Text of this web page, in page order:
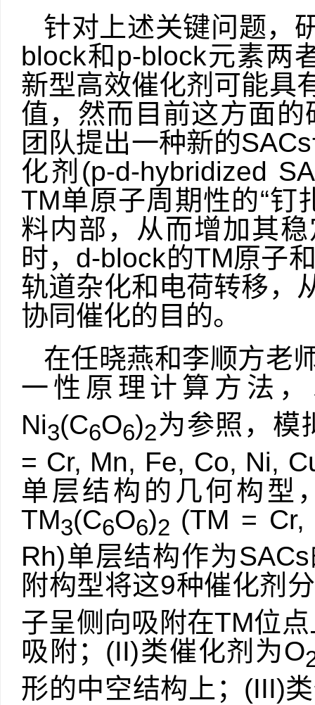
针对上述关键问题，
block和 p-block元素两
新型高效催化剂可能具
值，然而目前这方面
团队提出一种新的SACs
化剂 (p-d-hybridized
TM单原子周期性的“钉
料内部，从而增加其
时， d-block的TM原子
轨道杂化和电荷转移，
协同催化的目的。
在任晓燕和李顺方老
一性原理计算方法
Ni3(C6O6)2为参照，模
= Cr, Mn, Fe, Co, Ni,
单层结构的几何构型
TM3(C6O6)2 (TM =
Rh)单层结构作为SACs
附构型将这9种催化剂
子呈侧向吸附在TM位
吸附； (II)类催化剂为O
形的中空结构 上； (III)